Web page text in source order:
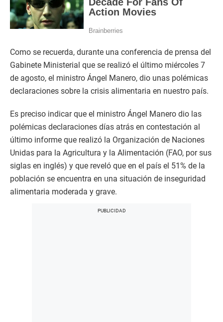
Como se recuerda, durante una conferencia de prensa del
Gabinete Ministerial que se realizó el último miércoles 7
de agosto, el ministro Ángel Manero, dio unas polémicas
declaraciones sobre la crisis alimentaria en nuestro país.
Es preciso indicar que el ministro Ángel Manero dio las
polémicas declaraciones días atrás en contestación al
último informe que realizó la Organización de Naciones
Unidas para la Agricultura y la Alimentación (FAO, por sus
siglas en inglés) y que reveló que en el país el 51% de la
población se encuentra en una situación de inseguridad
alimentaria moderada y grave.